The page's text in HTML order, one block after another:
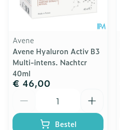
Avene
Avene Hyaluron Activ B3
Multi-intens. Nachtcr
40ml
€ 46,00
Bestel